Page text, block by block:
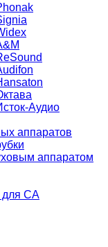
Аудио
аппаратов
аппаратом
для СА